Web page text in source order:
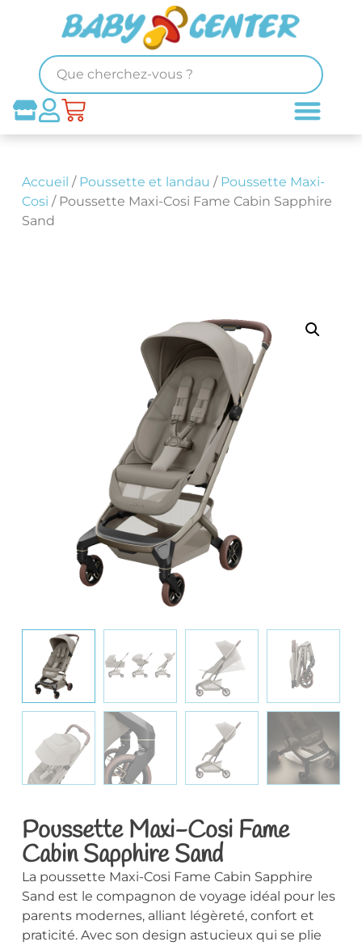
Accueil / Poussette et landau / Poussette Maxi-
Cosi / Poussette Maxi-Cosi Fame Cabin Sapphire
Sand
Poussette Maxi-Cosi Fame
Cabin Sapphire Sand
La poussette Maxi-Cosi Fame Cabin Sapphire
Sand est le compagnon de voyage idéal pour les
parents modernes, alliant légèreté, confort et
praticité. Avec son design astucieux qui se plie